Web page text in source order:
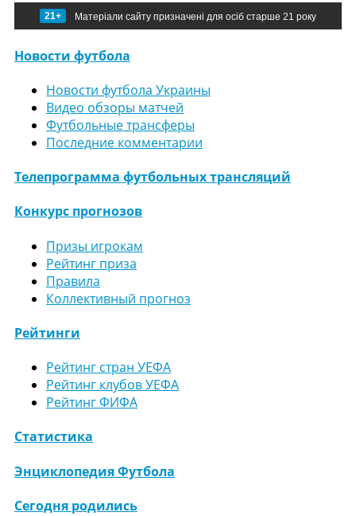
21+ Матеріали сайту призначені для осіб старше 21 року
Новости футбола
Новости футбола Украины
Видео обзоры матчей
Футбольные трансферы
Последние комментарии
Телепрограмма футбольных трансляций
Конкурс прогнозов
Призы игрокам
Рейтинг приза
Правила
Коллективный прогноз
Рейтинги
Рейтинг стран УЕФА
Рейтинг клубов УЕФА
Рейтинг ФИФА
Статистика
Энциклопедия Футбола
Сегодня родились